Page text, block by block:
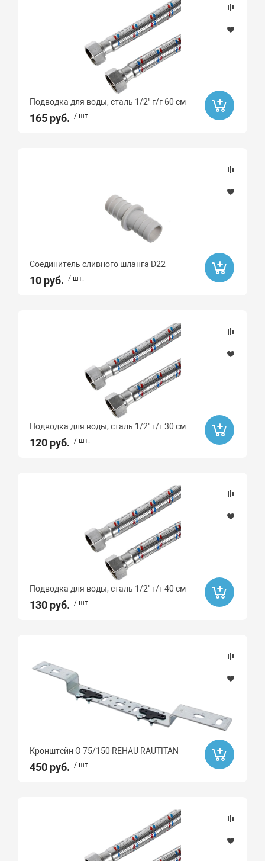
Подводка для воды, сталь 1/2" г/г 60 см
165 руб. / шт.
Соединитель сливного шланга D22
10 руб. / шт.
Подводка для воды, сталь 1/2" г/г 30 см
120 руб. / шт.
Подводка для воды, сталь 1/2" г/г 40 см
130 руб. / шт.
Кронштейн O 75/150 REHAU RAUTITAN
450 руб. / шт.